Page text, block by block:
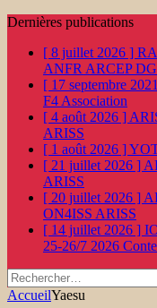
Dernières publications
[ 8 juillet 2026 ]
ANFR ARCEP
[ 17 septembre
F4 Association
[ 4 août 2026 ]
ARISS
[ 1 août 2026 ]
[ 21 juillet 2026 ]
ARISS
[ 20 juillet 2026 ]
ON4ISS ARISS
[ 14 juillet 2026 ]
25-26/7 2026
Rechercher :
AccueilYaesu